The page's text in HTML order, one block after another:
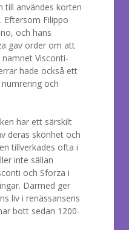
till användes korten
Eftersom Filippo
och hans
gav order om att
Visconti-
hade också ett
och
har ett särskilt
deras skönhet och
tillverkades ofta i
inte sällan
och Sforza i
Därmed ger
liv i renässansens
bott sedan 1200-